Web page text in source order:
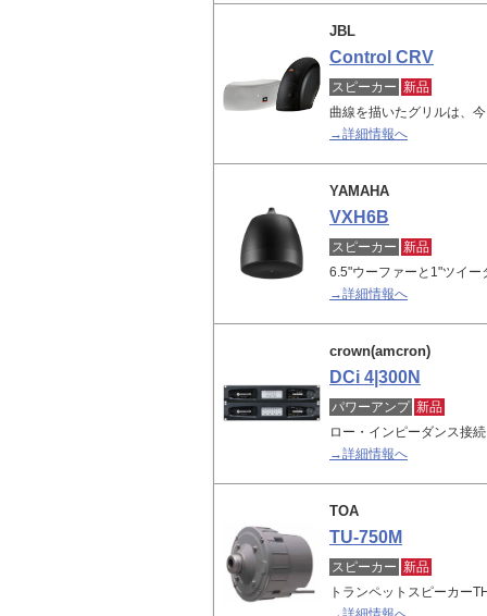
JBL
Control CRV
スピーカー 新品
曲線を描いたグリルは、
→詳細情報へ
YAMAHA
VXH6B
スピーカー 新品
6.5"ウーファーと1"ツイ
→詳細情報へ
crown(amcron)
DCi 4|300N
パワーアンプ 新品
ロー・インピーダンス接
→詳細情報へ
TOA
TU-750M
スピーカー 新品
トランペットスピーカー